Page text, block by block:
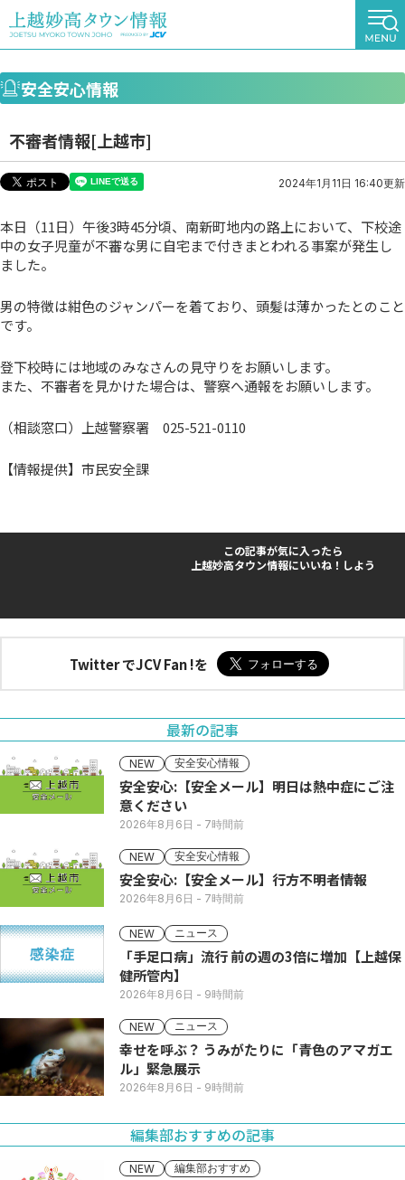
安全安心情報
不審者情報[上越市]
2024年1月11日 16:40更新
本日（11日）午後3時45分頃、南新町地内の路上において、下校途
中の女子児童が不審な男に自宅まで付きまとわれる事案が発生し
ました。
男の特徴は紺色のジャンパーを着ており、頭髪は薄かったとのこと
です。
登下校時には地域のみなさんの見守りをお願いします。
また、不審者を見かけた場合は、警察へ通報をお願いします。
（相談窓口）上越警察署 025-521-0110
【情報提供】市民安全課
この記事が気に入ったら
上越妙高タウン情報にいいね！しよう
Twitter でJCV Fan !を
最新の記事
NEW 安全安心情報
安全安心:【安全メール】明日は熱中症にご注
意ください
2026年8月6日 - 7時間前
NEW 安全安心情報
安全安心:【安全メール】行方不明者情報
2026年8月6日 - 7時間前
NEW ニュース
「手足口病」流行 前の週の3倍に増加【上越保
健所管内】
2026年8月6日 - 9時間前
NEW ニュース
幸せを呼ぶ？ うみがたりに「青色のアマガエ
ル」緊急展示
2026年8月6日 - 9時間前
編集部おすすめの記事
NEW 編集部おすすめ